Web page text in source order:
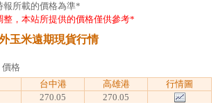
報所載的價格為準*
，本站所提供的價格僅供參考*
玉米遠期現貨行情
價格
台中港 高雄港
行情圖
270.05
270.05